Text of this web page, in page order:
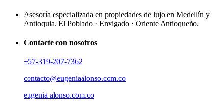
Asesoría especializada en propiedades de lujo en Medellín y
Antioquia. El Poblado · Envigado · Oriente Antioqueño.
Contacte con nosotros
+57-319-207-7362
contacto@eugeniaalonso.com.co
eugenia alonso.com.co